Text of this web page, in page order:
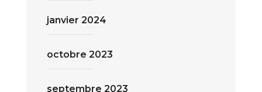
janvier 2024
octobre 2023
septembre 2023